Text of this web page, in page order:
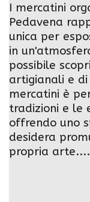
I mercatini
Pedavena
unica per
in
possibile
artigianali e
mercatini è
tradizioni e le
offrendo uno
desidera
propria arte....